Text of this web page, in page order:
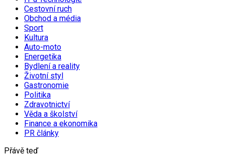
Cestovní ruch
Obchod a média
Sport
Kultura
Auto-moto
Energetika
Bydlení a reality
Životní styl
Gastronomie
Politika
Zdravotnictví
Věda a školství
Finance a ekonomika
PR články
Přávě teď